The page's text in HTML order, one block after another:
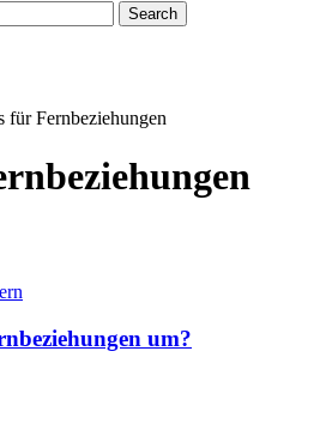
Search
für Fernbeziehungen
um?